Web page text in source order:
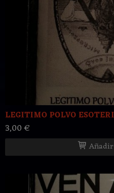
LEGITIMO POLVO
3,00 €